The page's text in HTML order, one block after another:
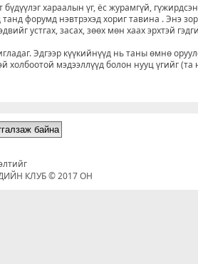
хараалын үг, ёс журамгүй,
форумд нэвтрэхэд хориг тавина . Энэ
устгах, засах, зөөх мөн хаах эрхтэй
Эдгээр күүкийнүүд нь таны өмнө
холбоотой мэдээллүүд болон нууц үгийг
КЛУБ © 2017 ОН